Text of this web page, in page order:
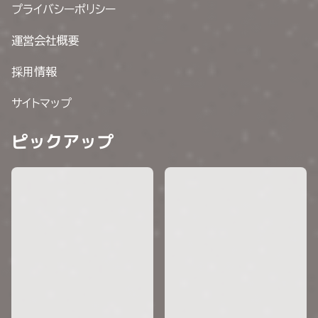
プライバシーポリシー
運営会社概要
採用情報
サイトマップ
ピックアップ